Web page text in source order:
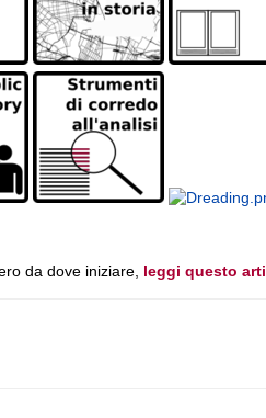
da dove iniziare, leggi questo